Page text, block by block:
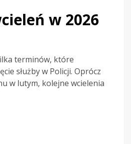
w 2026
terminów, które
służby w Policji. Oprócz
w lutym, kolejne wcielenia